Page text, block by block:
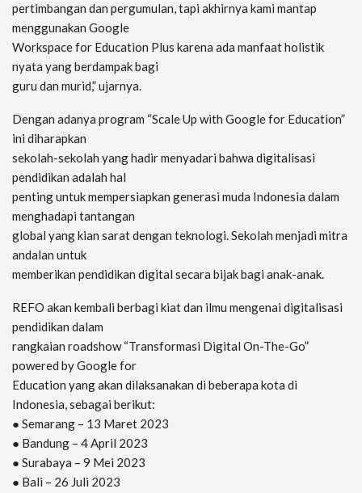
pertimbangan dan pergumulan, tapi akhirnya kami mantap
menggunakan Google
Workspace for Education Plus karena ada manfaat holistik
nyata yang berdampak bagi
guru dan murid,” ujarnya.
Dengan adanya program “Scale Up with Google for Education”
ini diharapkan
sekolah-sekolah yang hadir menyadari bahwa digitalisasi
pendidikan adalah hal
penting untuk mempersiapkan generasi muda Indonesia dalam
menghadapi tantangan
global yang kian sarat dengan teknologi. Sekolah menjadi mitra
andalan untuk
memberikan pendidikan digital secara bijak bagi anak-anak.
REFO akan kembali berbagi kiat dan ilmu mengenai digitalisasi
pendidikan dalam
rangkaian roadshow “Transformasi Digital On-The-Go”
powered by Google for
Education yang akan dilaksanakan di beberapa kota di
Indonesia, sebagai berikut:
● Semarang – 13 Maret 2023
● Bandung – 4 April 2023
● Surabaya – 9 Mei 2023
● Bali – 26 Juli 2023